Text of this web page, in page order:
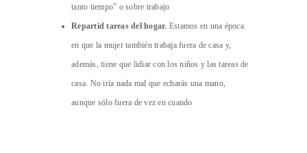
tanto tiempo” o sobre trabajo
Repartid tareas del hogar. Estamos en una época
en que la mujer también trabaja fuera de casa y,
además, tiene que lidiar con los niños y las tareas de
casa. No iría nada mal que echarás una mano,
aunque sólo fuera de vez en cuando